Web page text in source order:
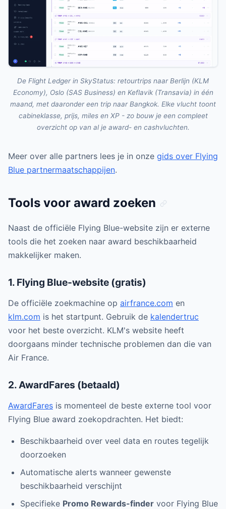
De Flight Ledger in SkyStatus: retourtrips naar Berlijn (KLM
Economy), Oslo (SAS Business) en Keflavik (Transavia) in één
maand, met daaronder een trip naar Bangkok. Elke vlucht toont
cabineklasse, prijs, miles en XP - zo bouw je een compleet
overzicht op van al je award- en cashvluchten.
Meer over alle partners lees je in onze gids over Flying
Blue partnermaatschappijen.
Tools voor award zoeken
Naast de officiële Flying Blue-website zijn er externe
tools die het zoeken naar award beschikbaarheid
makkelijker maken.
1. Flying Blue-website (gratis)
De officiële zoekmachine op airfrance.com en
klm.com is het startpunt. Gebruik de kalendertruc
voor het beste overzicht. KLM's website heeft
doorgaans minder technische problemen dan die van
Air France.
2. AwardFares (betaald)
AwardFares is momenteel de beste externe tool voor
Flying Blue award zoekopdrachten. Het biedt:
Beschikbaarheid over veel data en routes tegelijk
doorzoeken
Automatische alerts wanneer gewenste
beschikbaarheid verschijnt
Specifieke Promo Rewards-finder voor Flying Blue